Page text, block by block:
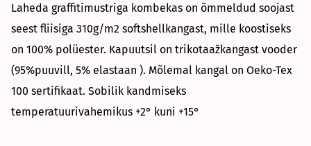
Laheda graffitimustriga kombekas on õmmeldud soojast
seest fliisiga 310g/m2 softshellkangast, mille koostiseks
on 100% polüester. Kapuutsil on trikotaažkangast vooder
(95%puuvill, 5% elastaan ). Mõlemal kangal on Oeko-Tex
100 sertifikaat. Sobilik kandmiseks
temperatuurivahemikus +2° kuni +15°